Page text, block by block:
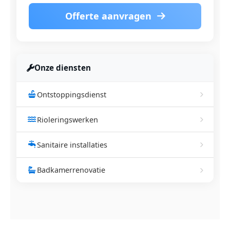
Offerte aanvragen
Onze diensten
Ontstoppingsdienst
Rioleringswerken
Sanitaire installaties
Badkamerrenovatie